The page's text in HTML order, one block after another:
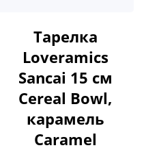
Тарелка
Loveramics
Sancai 15 см
Cereal Bowl,
карамель
Caramel